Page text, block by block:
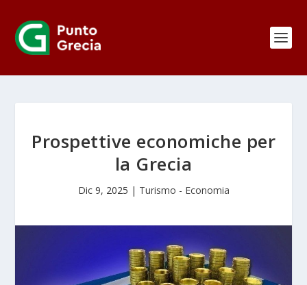
Prospettive economiche per
la Grecia
Dic 9, 2025 | Turismo - Economia